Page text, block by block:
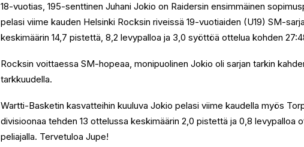
18-vuotias, 195-senttinen Juhani Jokio on Raidersin ensimmäinen
pelasi viime kauden Helsinki Rocksin riveissä 19-vuotiaiden (U19) SM-
keskimäärin 14,7 pistettä, 8,2 levypalloa ja 3,0 syöttöä ottelua kohden
Rocksin voittaessa SM-hopeaa, monipuolinen Jokio oli sarjan tarkin
tarkkuudella.
Wartti-Basketin kasvatteihin kuuluva Jokio pelasi viime kaudella myös
divisioonaa tehden 13 ottelussa keskimäärin 2,0 pistettä ja 0,8 levypalloa
peliajalla. Tervetuloa Jupe!